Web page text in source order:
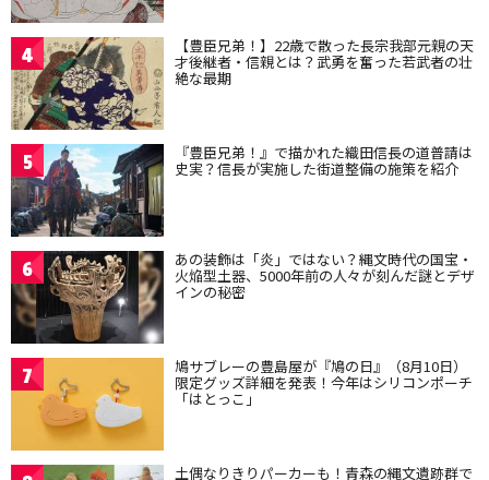
4 【豊臣兄弟！】22歳で散った長宗我部元親の天
才後継者・信親とは？武勇を奮った若武者の壮
絶な最期
5 『豊臣兄弟！』で描かれた織田信長の道普請は
史実？信長が実施した街道整備の施策を紹介
6 あの装飾は「炎」ではない？縄文時代の国宝・
火焔型土器、5000年前の人々が刻んだ謎とデザ
インの秘密
7 鳩サブレーの豊島屋が『鳩の日』（8月10日）
限定グッズ詳細を発表！今年はシリコンポーチ
「はとっこ」
土偶なりきりパーカーも！青森の縄文遺跡群で